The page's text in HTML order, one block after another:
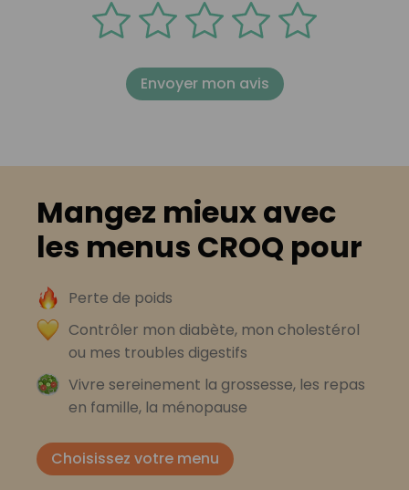
Envoyer mon avis
Mangez mieux avec
les menus CROQ pour
Perte de poids
Contrôler mon diabète, mon cholestérol
ou mes troubles digestifs
Vivre sereinement la grossesse, les repas
en famille, la ménopause
Choisissez votre menu